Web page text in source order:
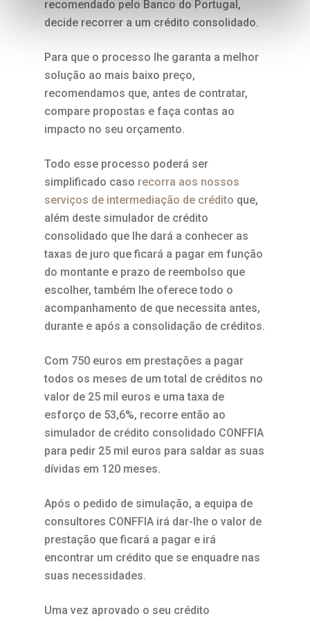
recomendado pelo Banco do Portugal,
decide recorrer a um crédito consolidado.
Para que o processo lhe garanta a melhor
solução ao mais baixo preço,
recomendamos que, antes de contratar,
compare propostas e faça contas ao
impacto no seu orçamento.
Todo esse processo poderá ser
simplificado caso recorra aos nossos
serviços de intermediação de crédito que,
além deste simulador de crédito
consolidado que lhe dará a conhecer as
taxas de juro que ficará a pagar em função
do montante e prazo de reembolso que
escolher, também lhe oferece todo o
acompanhamento de que necessita antes,
durante e após a consolidação de créditos.
Com 750 euros em prestações a pagar
todos os meses de um total de créditos no
valor de 25 mil euros e uma taxa de
esforço de 53,6%, recorre então ao
simulador de crédito consolidado CONFFIA
para pedir 25 mil euros para saldar as suas
dívidas em 120 meses.
Após o pedido de simulação, a equipa de
consultores CONFFIA irá dar-lhe o valor de
prestação que ficará a pagar e irá
encontrar um crédito que se enquadre nas
suas necessidades.
Uma vez aprovado o seu crédito